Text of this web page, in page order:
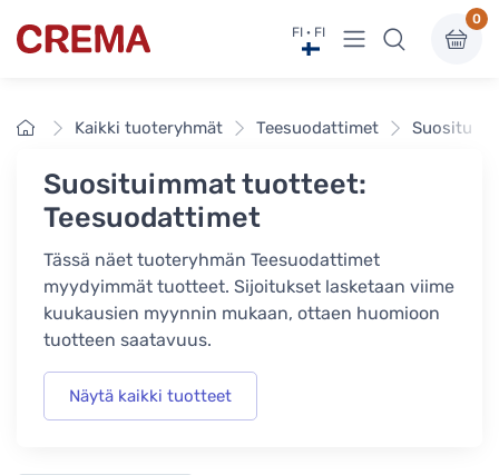
Crema FI · FI Näytä valikko
0
EtusivuKaikki tuoteryhmät Teesuodattimet
Suosituimmat tuotteet:
Teesuodattimet
Tässä näet tuoteryhmän Teesuodattimet
myydyimmät tuotteet. Sijoitukset lasketaan viime
kuukausien myynnin mukaan, ottaen huomioon
tuotteen saatavuus.
Näytä kaikki tuotteet